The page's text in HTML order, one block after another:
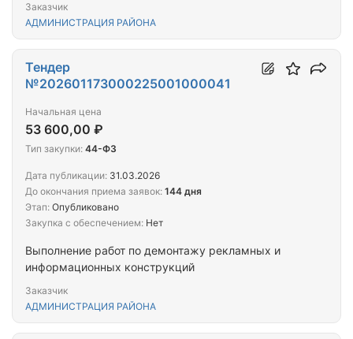
Заказчик
АДМИНИСТРАЦИЯ РАЙОНА
Выполнение работ по демонтажу рекламных и
информационных конструкций
Заказчик
АДМИНИСТРАЦИЯ РАЙОНА
Тендер
№202601173000225001000041
Начальная цена
53 600,00 ₽
Тип закупки: 44-ФЗ
Дата публикации: 31.03.2026
До окончания приема заявок: 144 дня
Этап: Опубликовано
Закупка с обеспечением: Нет